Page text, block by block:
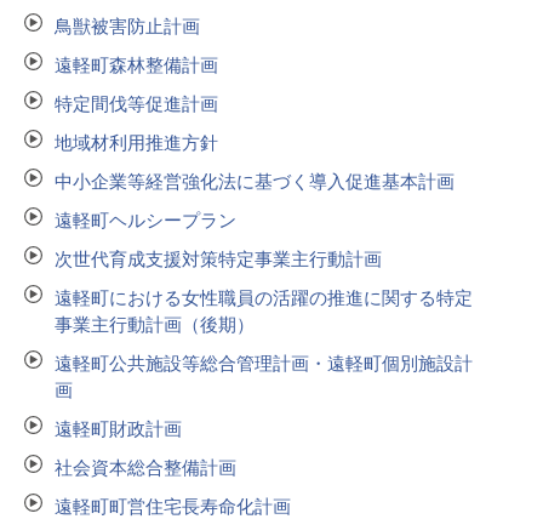
鳥獣被害防止計画
遠軽町森林整備計画
特定間伐等促進計画
地域材利用推進方針
中小企業等経営強化法に基づく導入促進基本計画
遠軽町ヘルシープラン
次世代育成支援対策特定事業主行動計画
遠軽町における女性職員の活躍の推進に関する特定
事業主行動計画（後期）
遠軽町公共施設等総合管理計画・遠軽町個別施設計
画
遠軽町財政計画
社会資本総合整備計画
遠軽町町営住宅長寿命化計画